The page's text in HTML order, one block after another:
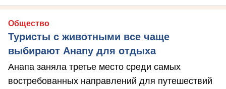
Общество
Туристы с животными все чаще
выбирают Анапу для отдыха
Анапа заняла третье место среди самых
востребованных направлений для путешествий